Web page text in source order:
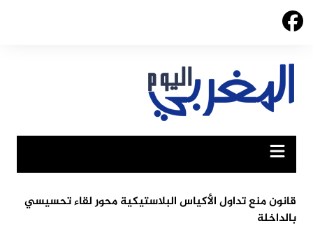
Skip
قانون منع تداول الأكياس البلاستيكية محور لقاء تحسيسي
بالداخلة